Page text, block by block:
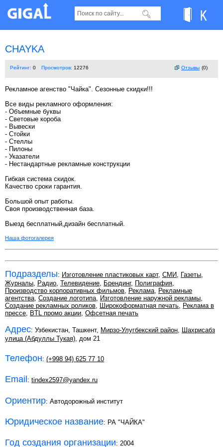
CHAYKA
Рейтинг: 0 Просмотров: 12276 Отзывы (0)
Рекламное агенство "Чайка". Сезонные скидки!!!
Все виды рекламного оформления:
- Объемные буквы
- Световые короба
- Вывески
- Стойки
- Стеллы
- Пилоны
- Указатели
- Нестандартные рекламные конструкции
Гибкая система скидок.
Качество сроки гарантия.
Большой опыт работы.
Своя производственная база.
Выезд бесплатный,дизайн бесплатный.
Наша фотогалерея
Подразделы: Изготовление пластиковых карт, СМИ, Газеты,
Журналы, Радио, Телевидение, Брендинг, Полиграфия,
Производство корпоративных фильмов, Реклама, Рекламные
агентства, Создание логотипа, Изготовление наружной рекламы,
Создание рекламных роликов, Широкоформатная печать, Реклама в
прессе, BTL промо акции, Офсетная печать
Адрес: Узбекистан, Ташкент, Мирзо-Улугбекский район, Шахрисабз
улица (Абдуллы Тукая), дом 21
Телефон: (+998 94) 625 77 10
Email : tindex2597@yandex.ru
Ориентир: Автодорожный институт
Юридическое название: РА "ЧАЙКА"
Год создания организации: 2004